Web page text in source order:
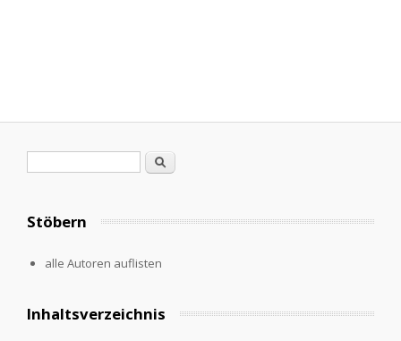
Search
Stöbern
alle Autoren auflisten
Inhaltsverzeichnis